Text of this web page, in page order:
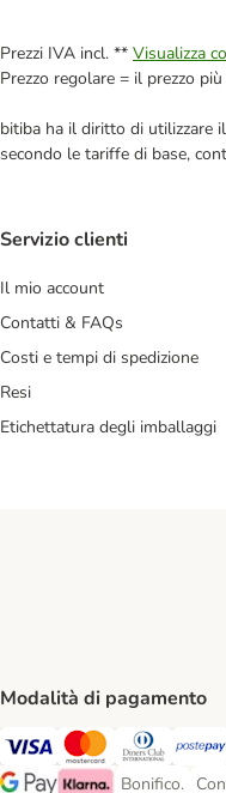
Prezzi IVA incl. ** Visualizza
Prezzo regolare = il prezzo
bitiba ha il diritto di utilizzare
secondo le tariffe di base,
Servizio clienti
Il mio account
Contatti & FAQs
Costi e tempi di spedizione
Resi
Etichettatura degli imballaggi
Modalità di pagamento
Visa. Payment Method
Mastercard. Payment
Diners Club.
Bonifico.